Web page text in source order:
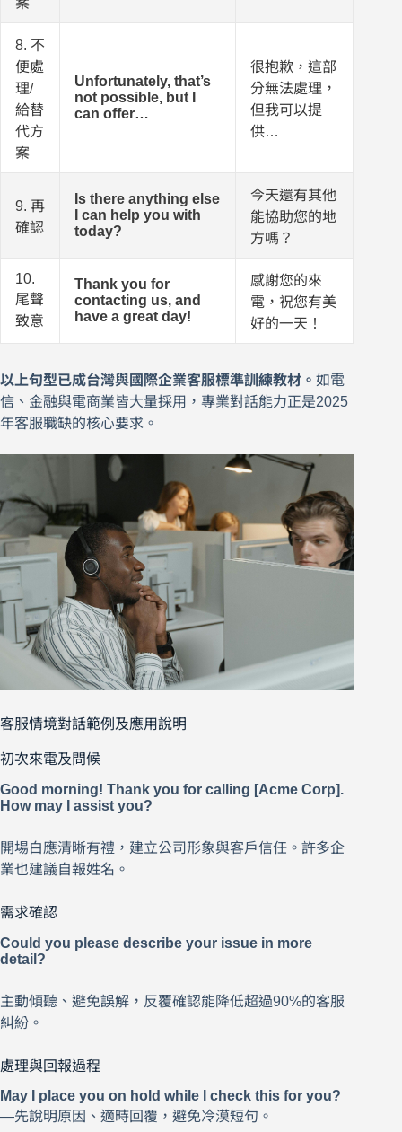
案
8. 不
便處
理/
給替
代方
案
Unfortunately, that’s
not possible, but I
can offer…
很抱歉，這部
分無法處理，
但我可以提
供…
9. 再
確認
Is there anything else
I can help you with
today?
今天還有其他
能協助您的地
方嗎？
10.
尾聲
致意
Thank you for
contacting us, and
have a great day!
感謝您的來
電，祝您有美
好的一天！
以上句型已成台灣與國際企業客服標準訓練教材。 如電
信、金融與電商業皆大量採用，專業對話能力正是2025
年客服職缺的核心要求。
客服情境對話範例及應用說明
初次來電及問候
Good morning! Thank you for calling [Acme Corp].
How may I assist you?
開場白應清晰有禮，建立公司形象與客戶信任。許多企
業也建議自報姓名。
需求確認
Could you please describe your issue in more
detail?
主動傾聽、避免誤解，反覆確認能降低超過90%的客服
糾紛。
處理與回報過程
May I place you on hold while I check this for you?
—先說明原因、適時回覆，避免冷漠短句。